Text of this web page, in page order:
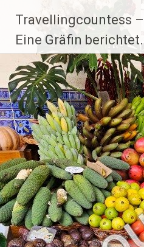
Inhalt
springen
Travellingcountess –
Eine Gräfin berichtet.